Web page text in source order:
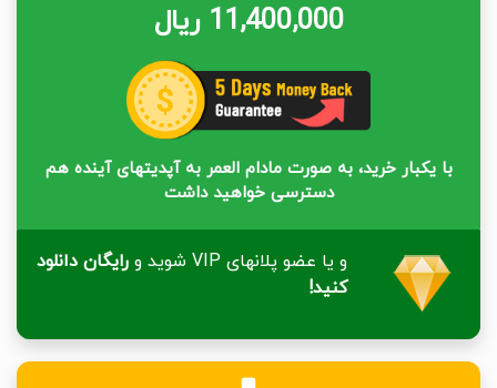
11,400,000 ریال
با یکبار خرید، به صورت مادام العمر به آپدیتهای آینده هم
دسترسی خواهید داشت
و یا عضو پلانهای VIP شوید و
رایگان دانلود
کنید!